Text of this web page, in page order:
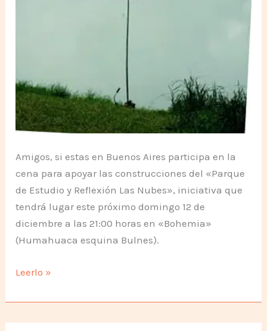
Amigos, si estas en Buenos Aires participa en la
cena para apoyar las construcciones del «Parque
de Estudio y Reflexión Las Nubes», iniciativa que
tendrá lugar este próximo domingo 12 de
diciembre a las 21:00 horas en «Bohemia»
(Humahuaca esquina Bulnes).
Apoyemos
Construcción
del
Leerlo »